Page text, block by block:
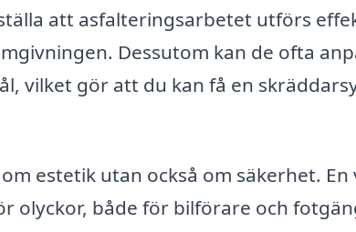
att asfalteringsarbetet utförs
Dessutom kan de ofta
vilket gör att du kan få en
estetik utan också om säkerhet. En
olyckor, både för bilförare och